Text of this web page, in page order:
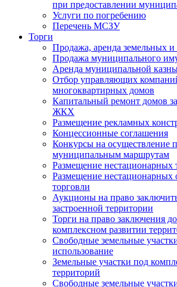
при предоставлении
Услуги по погребению
Перечень МСЗУ
Торги
Продажа, аренда земельных и
Продажа муниципального
Аренда муниципальной
Отбор управляющих
многоквартирных домов
Капитальный ремонт домов
ЖКХ
Размещение рекламных
Концессионные соглашения
Конкурсы на осуществление
муниципальным маршрутам
Размещение нестационарных
Размещение нестационарных
торговли
Аукционы на право
застроенной территории
Торги на право заключения
комплексном развитии
Свободные земельные
использование
Земельные участки под
территорий
Свободные земельные